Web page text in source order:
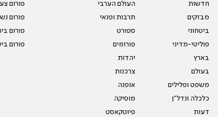
חדשות
מבזקים
ביטחוני
פוליטי-מדיני
בארץ
בעולם
משפט ופלילים
כלכלה ונדל"ן
דעות
העולם הערבי
תרבות ופנאי
ספורט
פורומים
יהדות
צרכנות
אופנה
מוסיקה
פיוטקאסט
פורום
פורום
פורום
פורום